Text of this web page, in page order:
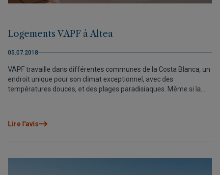
Logements VAPF à Altea
05.07.2018
VAPF travaille dans différentes communes de la Costa Blanca, un
endroit unique pour son climat exceptionnel, avec des
températures douces, et des plages paradisiaques. Même si la
Lire l'avis